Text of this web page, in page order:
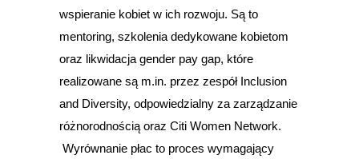
wspieranie kobiet w ich rozwoju. Są to
mentoring, szkolenia dedykowane kobietom
oraz likwidacja gender pay gap, które
realizowane są m.in. przez zespół Inclusion
and Diversity, odpowiedzialny za zarządzanie
różnorodnością oraz Citi Women Network.
Wyrównanie płac to proces wymagający